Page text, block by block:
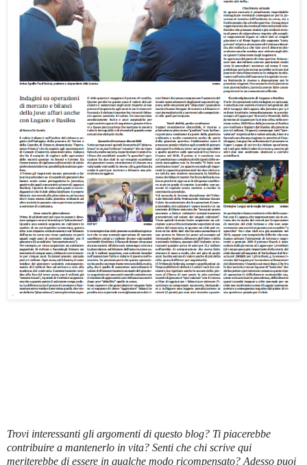
Trovi interessanti gli argomenti di questo blog? Ti piacerebbe
contribuire a mantenerlo in vita? Senti che chi scrive qui
meriterebbe di essere in qualche modo ricompensato? Adesso puoi